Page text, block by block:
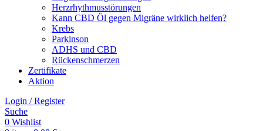
Herzrhythmusstörungen
Kann CBD Öl gegen Migräne wirklich helfen?
Krebs
Parkinson
ADHS und CBD
Rückenschmerzen
Zertifikate
Aktion
Login / Register
Suche
0 Wishlist